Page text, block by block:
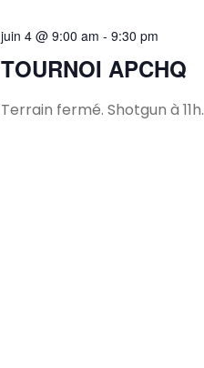
TOURNOI APCHQ
juin 4 @ 9:00 am - 9:30 pm
Terrain fermé. Shotgun à 11h.